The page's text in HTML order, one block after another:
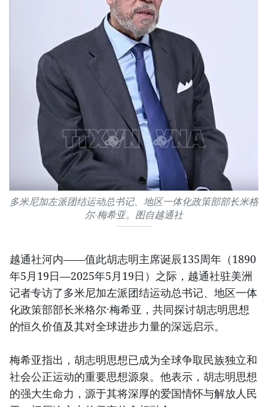
多米尼加左派团结运动总书记、地区一体化政策部部长米格
尔·梅希亚。图自越通社
越通社河内——值此胡志明主席诞辰135周年（1890
年5月19日—2025年5月19日）之际，越通社驻美洲
记者专访了多米尼加左派团结运动总书记、地区一体
化政策部部长米格尔·梅希亚，共同探讨胡志明思想
的恒久价值及其对全球进步力量的深远启示。
梅希亚指出，胡志明思想已成为全球争取民族独立和
社会公正运动的重要思想源泉。他表示，胡志明思想
的强大生命力，源于其将深厚的爱国情怀与解放人民